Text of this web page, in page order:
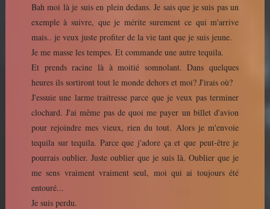
Bah moi là je suis en plein dedans. Je sais que je suis pas un
exemple à suivre, que je mérite surement ce qui m'arrive
mais.. je veux juste profiter de la vie tant que je suis jeune.
Je me masse les tempes. Et commande une autre tequila.
Et prends racine là à moitié somnolant. Dans quelques
heures ils sortiront tout le monde dehors et moi? J'irais où?
J'essuie une larme traitresse parce que je veux pas terminer
clochard. J'ai même pas de quoi me payer un billet d'avion
pour rejoindre mes vieux, rien du tout. Alors je m'envoie
tequila sur tequila. Parce que j'adore ça et que peut-être je
pourrais oublier. Juste oublier que je suis là. Oublier que je
me sens vraiment vraiment seul, moi qui ai toujours été
entouré...
Je suis perdu.